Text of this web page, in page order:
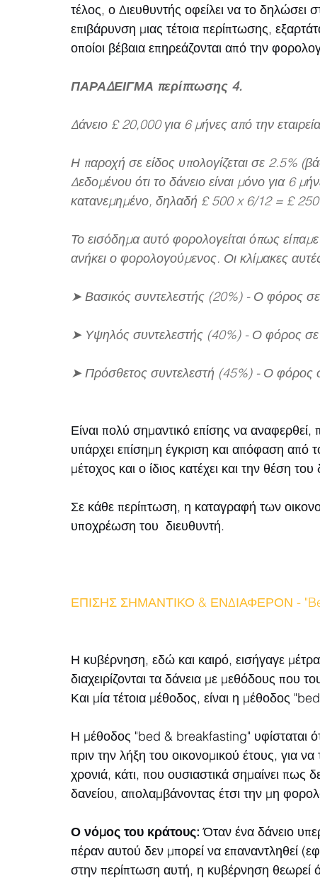
τέλος, ο Διευθυντής οφείλει να το
επιβάρυνση μιας τέτοια περίπτωσης,
οποίοι βέβαια επηρεάζονται από την
ΠΑΡΑΔΕΙΓΜΑ περίπτωσης 4.
Δάνειο £ 20,000 για 6 μήνες από την
Η παροχή σε είδος υπολογίζεται σε 2.5%
Δεδομένου ότι το δάνειο είναι μόνο για 6
κατανεμημένο, δηλαδή £ 500 x 6/12 = £
Το εισόδημα αυτό φορολογείται όπως
ανήκει ο φορολογούμενος. Οι κλίμακες
➤ Βασικός συντελεστής (20%) - Ο φόρος σε
➤ Υψηλός συντελεστής (40%) - Ο φόρος σε
➤ Πρόσθετος συντελεστή (45%) - Ο φόρος
Είναι πολύ σημαντικό επίσης να
υπάρχει επίσημη έγκριση και απόφαση από
μέτοχος και ο ίδιος κατέχει και την θέση του
Σε κάθε περίπτωση, η καταγραφή των
υποχρέωση του  διευθυντή.
ΕΠΙΣΗΣ ΣΗΜΑΝΤΙΚΟ & ΕΝΔΙΑΦΕΡΟΝ -
Η κυβέρνηση, εδώ και καιρό, εισήγαγε
διαχειρίζονται τα δάνεια με μεθόδους που
Και μία τέτοια μέθοδος, είναι η μέθοδος
Η μέθοδος "bed & breakfasting" υφίσταται
πριν την λήξη του οικονομικού έτους, για
χρονιά, κάτι, που ουσιαστικά σημαίνει
δανείου, απολαμβάνοντας έτσι την μη
Ο νόμος του κράτους: Όταν ένα δάνειο
πέραν αυτού δεν μπορεί να επαναντληθεί
στην περίπτωση αυτή, η κυβέρνηση θεωρεί